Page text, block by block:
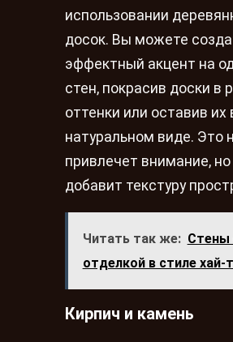
использовании
досок. Вы можете
эффектный акцент на
стен, покрасив доски в
оттенки или оставив их
натуральном виде. Это
привлечет внимание, но
добавит текстуру
Читать так же: Стены
отделкой в стиле хай-
Кирпич и камень